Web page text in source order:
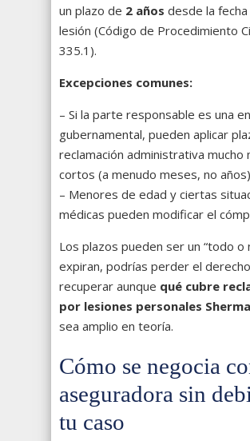
un plazo de 2 años desde la fecha
lesión (Código de Procedimiento
335.1).
Excepciones comunes:
– Si la parte responsable es una
gubernamental, pueden aplicar
reclamación administrativa mucho
cortos (a menudo meses, no
– Menores de edad y ciertas
médicas pueden modificar el
Los plazos pueden ser un “todo o
expiran, podrías perder el
recuperar aunque qué cubre
por lesiones personales
sea amplio en teoría.
Cómo se negocia
aseguradora sin
tu caso